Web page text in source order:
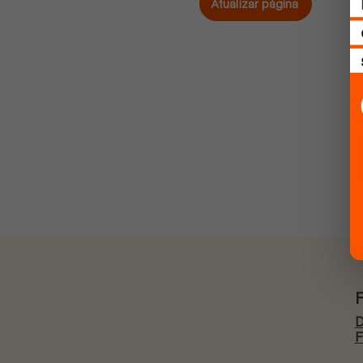
Atualizar página